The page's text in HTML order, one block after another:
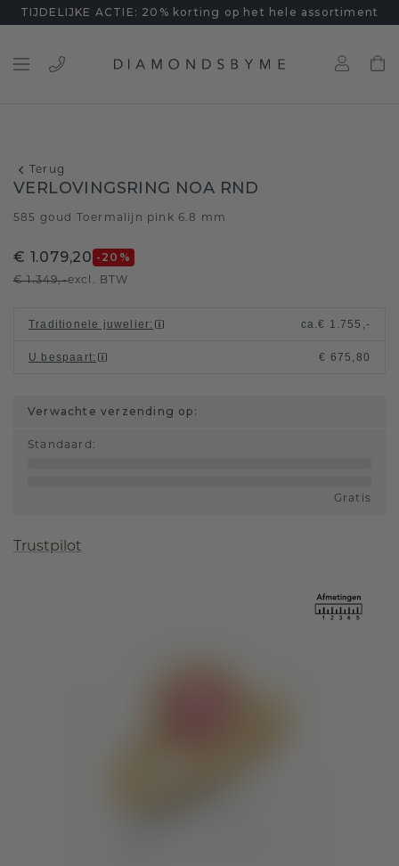
TIJDELIJKE ACTIE: 20% korting op het hele assortiment
Terug
VERLOVINGSRING NOA RND
585 goud Toermalijn pink 6.8 mm
€ 1.079,20 -20 %
€ 1.349,-excl. BTW
Traditionele juwelier: ca.€ 1.755,-
U bespaart: € 675,80
Verwachte verzending op:
Standaard :
Gratis
Trustpilot